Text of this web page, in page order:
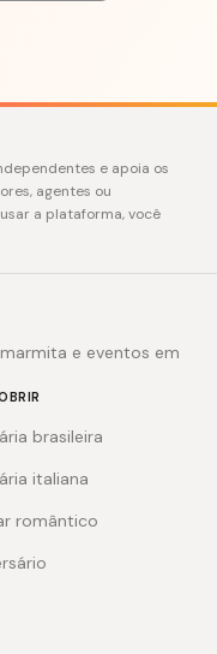
e apoia os
agentes ou
a plataforma, você
e eventos em
brasileira
italiana
romântico